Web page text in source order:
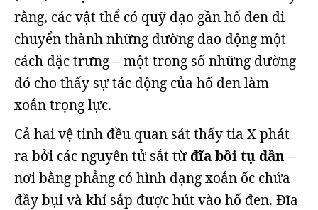
rằng, các vật thể có quỹ đạo gần hố đen di
chuyển thành những đường dao động một
cách đặc trưng – một trong số những đường
đó cho thấy sự tác động của hố đen làm
xoắn trọng lực.
Cả hai vệ tinh đều quan sát thấy tia X phát
ra bởi các nguyên tử sắt từđĩa bồi tụ dần–
nơi bằng phẳng có hình dạng xoắn ốc chứa
đầy bụi và khí sắp được hút vào hố đen. Đĩa